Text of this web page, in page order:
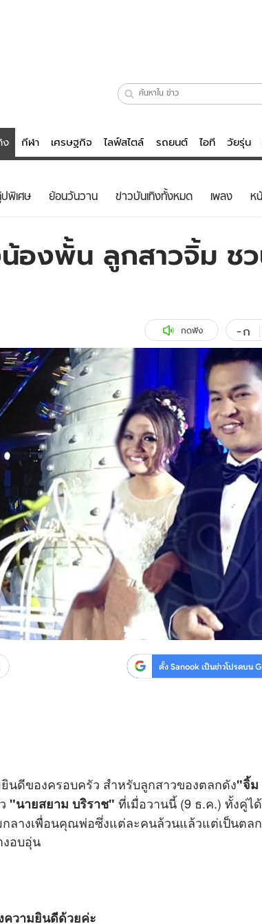
ง กีฬา เศรษฐกิจ ไลฟ์สไตล์ รถยนต์ ไอที วัยรุ่น
- ตรวจหวย
ไทย
ไลฟ์สไตล์
วัยรุ่น
สุขภาพ
เที่ยว-กิน
Tasteful Thailand
Sanook Choice
กโซเชียลได้ที่
พิเศษ ย้อนวันวาน ข่าวบันเทิงทั้งหมด เพลง ห
องพั้น ลูกสาวจิ้ม ช
กดฟัง -ก
ตั้ง Sanook เป็นข่าวโปรดบน
นดีของครอบครัว สำหรับลูกสาวของตลกดัง"จิ้ม
"นายสยาม บริราช" ที่เมื่อวานนี้ (9 ธ.ค.) ทั้งคู่ไ
ลางเพื่อนคุณพ่อซึ่งแต่ละคนล้วนแล้วแต่เป็นตล
งอบอุ่น
ความยินดีด้วยค่ะ